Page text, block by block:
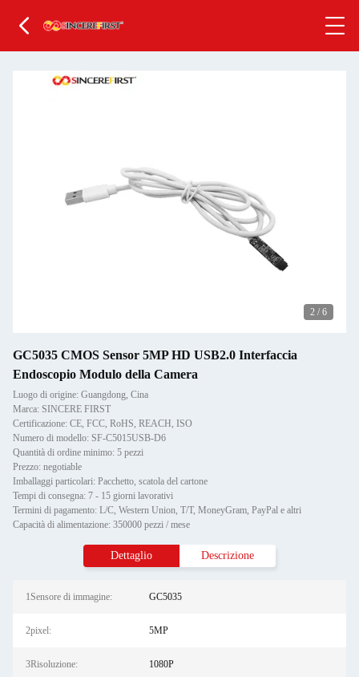
2 / 6
GC5035 CMOS Sensor 5MP HD USB2.0 Interfaccia
Endoscopio Modulo della Camera
Luogo di origine: Guangdong, Cina
Marca: SINCERE FIRST
Certificazione: CE, FCC, RoHS, REACH, ISO
Numero di modello: SF-C5015USB-D6
Quantità di ordine minimo: 5 pezzi
Prezzo: negotiable
Imballaggi particolari: Pacchetto, scatola del cartone
Tempi di consegna: 7 - 15 giorni lavorativi
Termini di pagamento: L/C, Western Union, T/T, MoneyGram, PayPal e altri
Capacità di alimentazione: 350000 pezzi / mese
Dettaglio Descrizione
1Sensore di immagine: GC5035
2pixel: 5MP
3Risoluzione: 1080P